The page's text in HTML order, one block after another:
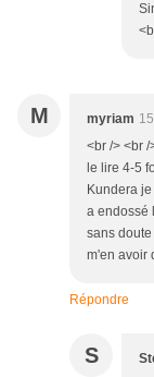
M myriam
<br /> <br
le lire 4-5
Kundera
a endossé
sans
m'en avoir
Répondre
S